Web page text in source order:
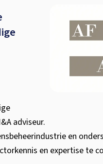
adviseur.
en
en expertise te